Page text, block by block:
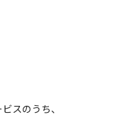
スのうち、